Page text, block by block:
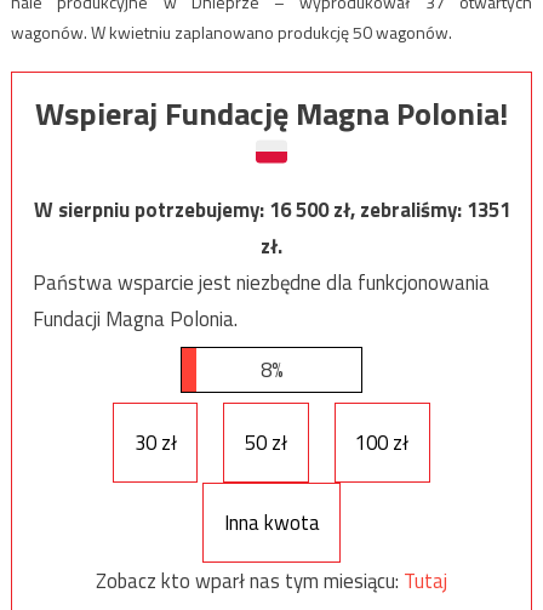
wagonów. W kwietniu zaplanowano produkcję 50 wagonów.
Wspieraj Fundację Magna Polonia!
W sierpniu potrzebujemy:16 500zł, zebraliśmy:1351
zł.
Państwa wsparcie jest niezbędne dla funkcjonowania
Fundacji Magna Polonia.
8%
30 zł 50 zł 100 zł
Inna kwota
Zobacz kto wparł nas tym miesiącu: Tutaj